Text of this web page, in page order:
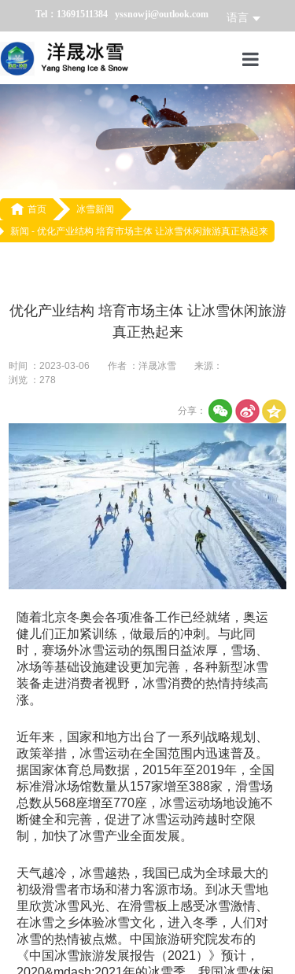
Tel：13691511384 yssnowji@outlook.com 语言
首页
冰雪产品
冰雪业务
冰雪新闻
 首页
冰雪新闻
新闻 - 优化产业结构 培育市场主体 让冰雪休闲旅游真正热起来
优化产业结构 培育市场主体 让冰雪休闲旅游
真正热起来
时间 ：2023-03-06 作者 ：洋晟冰雪
来源：
浏览 ：278
分享：
随着北京冬奥会各项准备工作已经就绪，奥运
健儿们正加紧训练，做最后的冲刺。与此同
时，赛场外冰雪运动的氛围日益浓厚，雪场、
冰场等基础设施建设更加完善，各种新型冰雪
装备走进消费者视野，冰雪消费的热情持续高
涨。
近年来，国家和地方出台了一系列战略规划、
政策举措，冰雪运动在全国范围内迅速普及。
据国家体育总局数据，2015年至2019年，全国
标准滑冰场馆数量从157家增至388家，滑雪场
总数从568座增至770座，冰雪运动场地设施不
断健全和完善，促进了冰雪运动跨越时空限
制，加快了冰雪产业全面发展。
天气越冷，冰雪越热，我国已成为全球最大的
初级滑雪者市场和潜力客源市场。到冰天雪地
里欣赏冰雪风光、在滑雪板上感受冰雪激情、
在冰雪之乡体验冰雪文化，进入冬季，人们对
冰雪的热情被点燃。中国旅游研究院发布的
《中国冰雪旅游发展报告（2021）》预计，